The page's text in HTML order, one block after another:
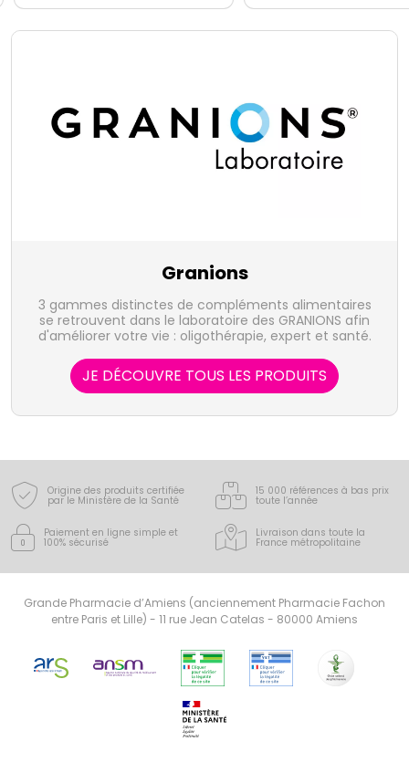
Granions
3 gammes distinctes de compléments alimentaires
se retrouvent dans le laboratoire des GRANIONS afin
d'améliorer votre vie : oligothérapie, expert et santé.
JE DÉCOUVRE TOUS LES PRODUITS
Origine des produits certifiée
par le Ministère de la Santé
15 000 références à bas prix
toute l’année
Paiement en ligne simple et
100% sécurisé
Livraison dans toute la
France métropolitaine
Grande Pharmacie d’Amiens (anciennement Pharmacie Fachon
entre Paris et Lille) - 11 rue Jean Catelas - 80000 Amiens